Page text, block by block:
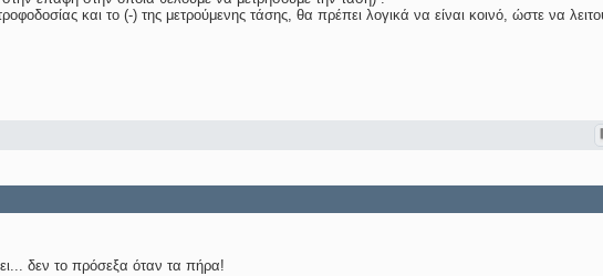
και το (-) της μετρούμενης τάσης, θα πρέπει λογικά να είναι κοινό, ώστε να
δεν το πρόσεξα όταν τα πήρα!